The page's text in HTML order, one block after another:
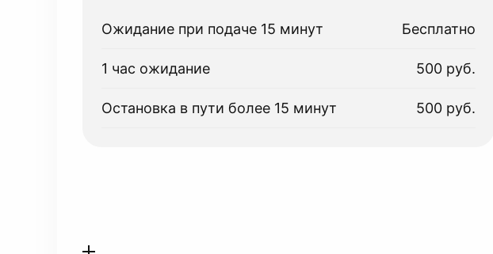
Ожидание при подаче 15 минут Бесплатно
1 час ожидание 500 руб.
Остановка в пути более 15 минут 500 руб.